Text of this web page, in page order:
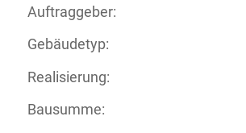
Auftraggeber:
Gebäudetyp:
Realisierung:
Bausumme: